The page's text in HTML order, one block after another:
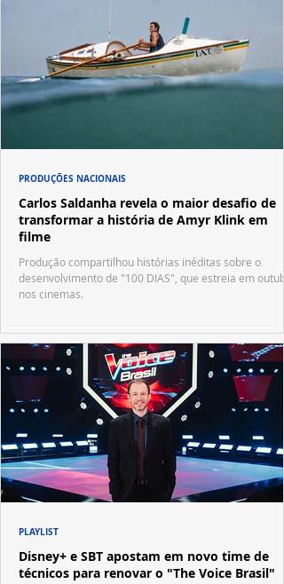
Carlos Saldanha revela o maior desafio de
transformar a história de Amyr Klink em
filme
Produção compartilhou histórias inéditas sobre o
desenvolvimento de "100 DIAS", que estreia em
nos cinemas.
PRODUÇÕES NACIONAIS
Disney+ e SBT apostam em novo time de
técnicos para renovar o "The Voice Brasil"
PLAYLIST